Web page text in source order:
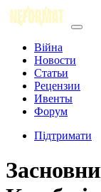
Війна
Новости
Статьи
Рецензии
Ивенты
Форум
Підтримати